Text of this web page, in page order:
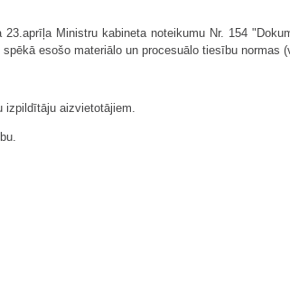
Ministru kabineta noteikumu Nr. 154
esošo materiālo un procesuālo tiesību normas
izpildītāju aizvietotājiem.